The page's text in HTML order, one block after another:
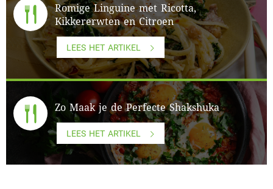
Romige Linguine met Ricotta,
Kikkererwten en Citroen
LEES HET ARTIKEL
Zo Maak je de Perfecte Shakshuka
LEES HET ARTIKEL